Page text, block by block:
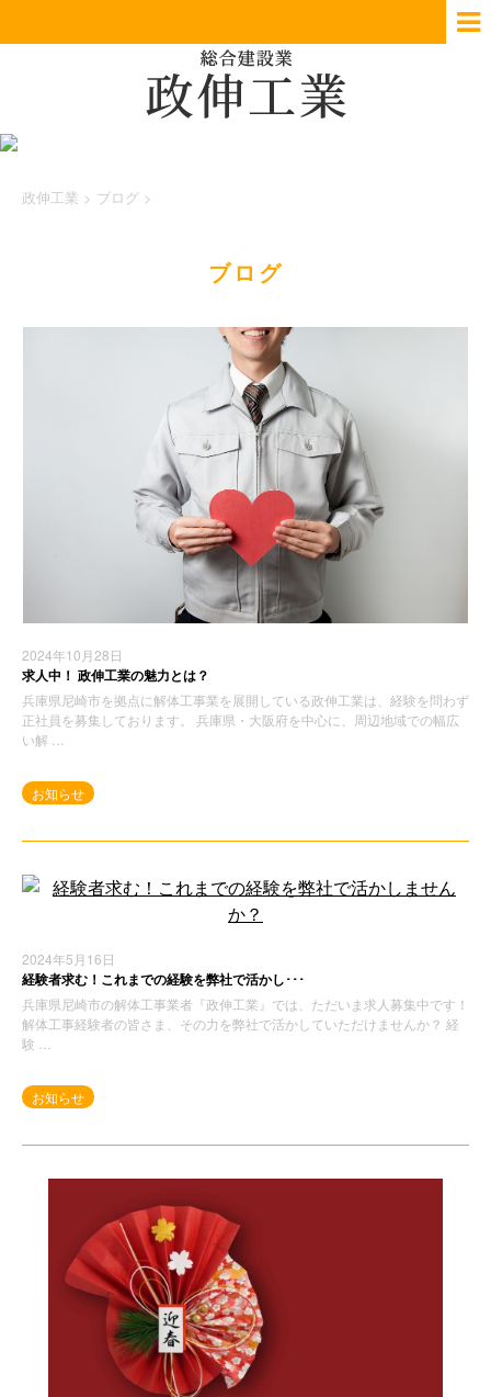
政伸工業 > ブログ >
ブログ
2024年10月28日
求人中！ 政伸工業の魅力とは？
兵庫県尼崎市を拠点に解体工事業を展開している政伸工業は、経験を問わず
正社員を募集しております。 兵庫県・大阪府を中心に、周辺地域での幅広
い解 …
お知らせ
2024年5月16日
経験者求む！これまでの経験を弊社で活かし･･･
兵庫県尼崎市の解体工事業者『政伸工業』では、ただいま求人募集中です！
解体工事経験者の皆さま、その力を弊社で活かしていただけませんか？ 経
験 …
お知らせ